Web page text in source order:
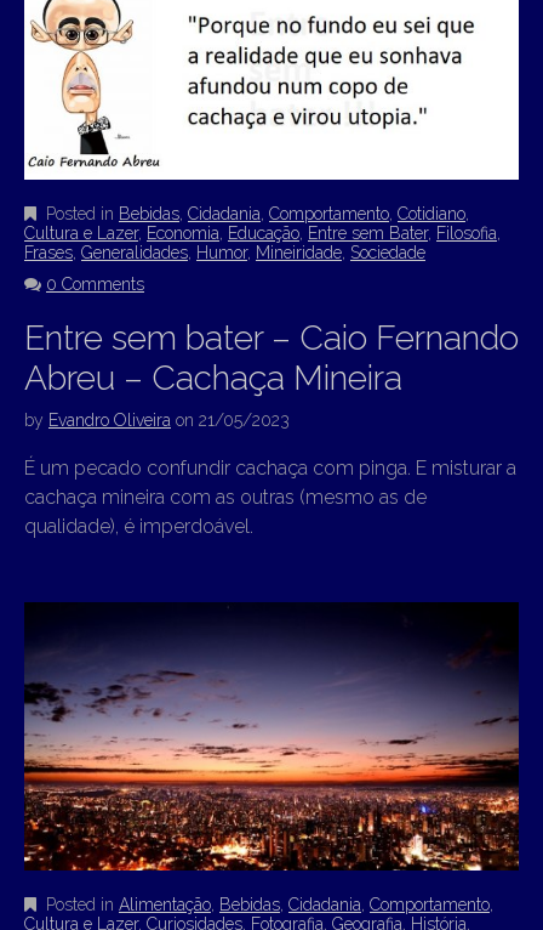
Posted in Bebidas Cidadania Comportamento Cotidiano
Cultura e Lazer, Economia Educação Entre sem Bater, Filosofia
Frases Generalidades Humor, Mineiridade Sociedade
0 Comments
Entre sem bater – Caio Fernando
Abreu – Cachaça Mineira
by Evandro Oliveira on 21/05/2023
É um pecado confundir cachaça com pinga. E misturar a
cachaça mineira com as outras (mesmo as de
qualidade), é imperdoável.
Posted in Alimentação Bebidas Cidadania Comportamento
Cultura e Lazer, Curiosidades Fotografia Geografia História